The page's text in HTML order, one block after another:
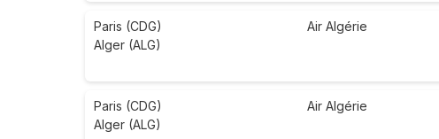
Paris (CDG)
Alger (ALG)
Air Algérie
Paris (CDG)
Alger (ALG)
Air Algérie